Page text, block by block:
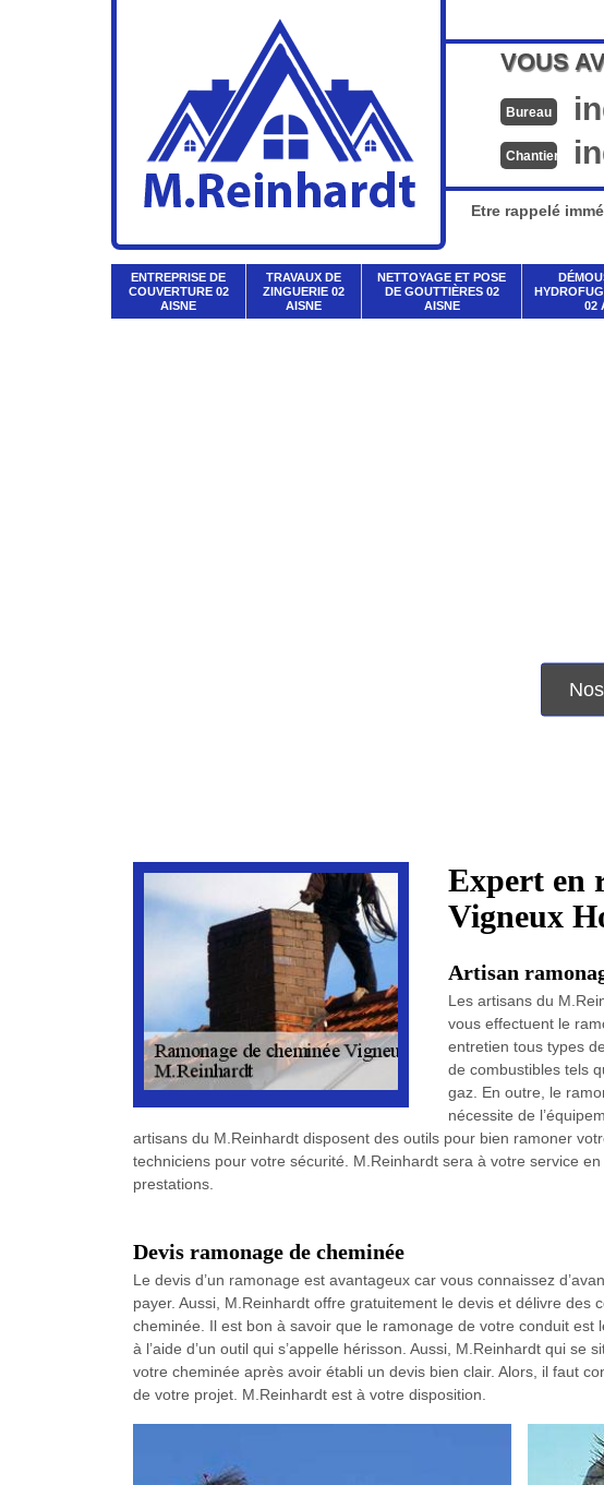
VOUS
Bureau
Chantier
Etre rappelé
ENTREPRISE DE
COUVERTURE 02
AISNE
TRAVAUX DE
ZINGUERIE 02
AISNE
NETTOYAGE ET POSE
DE GOUTTIÈRES 02
AISNE
02
Expert en
Vigneux
Artisan
Les artisans du
vous effectuent le
entretien tous types
de combustibles tels
gaz. En outre, le
nécessite de
artisans du M.Reinhardt disposent des outils pour bien ramoner
techniciens pour votre sécurité. M.Reinhardt sera à votre service
prestations.
Devis ramonage de cheminée
Le devis d’un ramonage est avantageux car vous connaissez
payer. Aussi, M.Reinhardt offre gratuitement le devis et délivre des
cheminée. Il est bon à savoir que le ramonage de votre conduit est
à l’aide d’un outil qui s’appelle hérisson. Aussi, M.Reinhardt qui se
votre cheminée après avoir établi un devis bien clair. Alors, il faut
de votre projet. M.Reinhardt est à votre disposition.